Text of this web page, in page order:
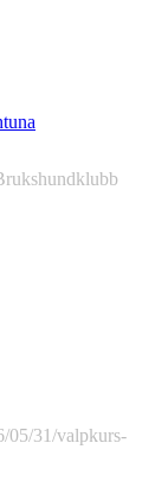
05/31/valpkurs-